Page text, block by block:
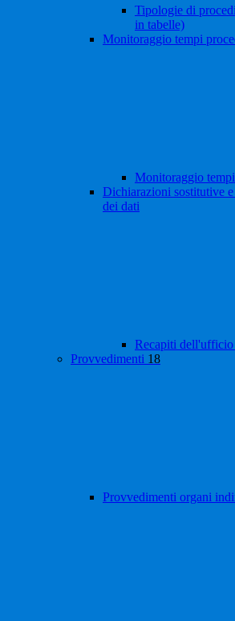
Tipologie di
in tabelle)
Monitoraggio tempi
Monitoraggio
Dichiarazioni sostitutive
dei dati
Recapiti dell'ufficio
Provvedimenti 18
Provvedimenti organi